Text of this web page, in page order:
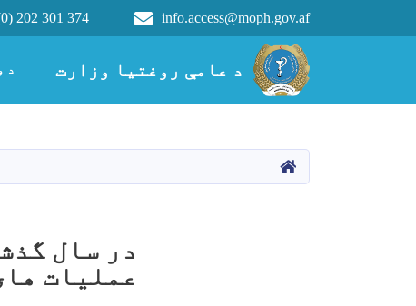
د عامې روغتیا وزارت
info.access@moph.gov.af
202 301 374
Main navigation
د عامې روغتیا وزارت د
کور
عملیات